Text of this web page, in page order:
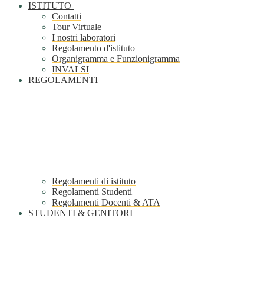
ISTITUTO
Contatti
Tour Virtuale
I nostri laboratori
Regolamento d'istituto
Organigramma e Funzionigramma
INVALSI
REGOLAMENTI
Regolamenti di istituto
Regolamenti Studenti
Regolamenti Docenti & ATA
STUDENTI & GENITORI